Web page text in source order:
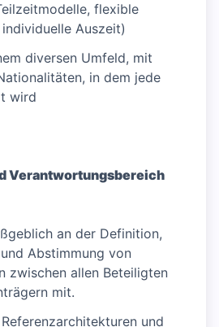
flexible
Auszeit)
diversen Umfeld, mit
in dem jede
wird
Verantwortungsbereich
an der Definition,
Abstimmung von
zwischen allen Beteiligten
mit.
und